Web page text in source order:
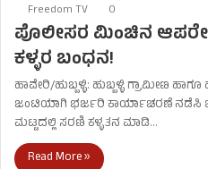
Freedom TV 0
ಪೊಲೀಸರ ಮಿಂಚಿನ
ಕಳ್ಳರ ಬಂಧನ!
ಹಾವೇರಿ/ಹುಬ್ಬಳ್ಳಿ: ಹುಬ್ಬಳ್ಳಿ ಗ್ರಾಮೀಣ
ಜಂಟಿಯಾಗಿ ಭರ್ಜರಿ ಕಾರ್ಯಾಚರಣೆ ನಡೆಸಿ
ಮಟ್ಟದಲ್ಲಿ ಸರಣಿ ಕಳ್ಳತನ ಮಾಡಿ…
Read More »